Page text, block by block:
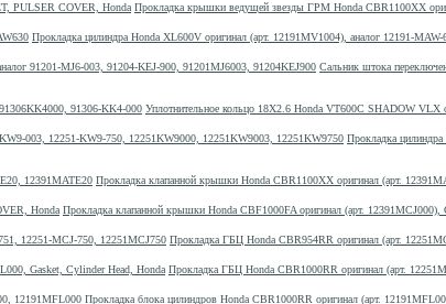
Прокладка крышки ведущей звезды ГРМ Honda CBR1100XX
Прокладка цилиндра Honda XL600V оригинал (арт. 12191MV1004), аналог 12191-
Сальник штока
Уплотнительное кольцо 18X2.6 Honda VT600C SHADOW
Прокладка
Прокладка клапанной крышки Honda CBR1100XX оригинал (арт.
Прокладка клапанной крышки Honda CBF1000FA оригинал (арт.
Прокладка ГБЦ Honda CBR954RR оригинал (арт.
Прокладка ГБЦ Honda CBR1000RR оригинал (арт.
Прокладка блока цилиндров Honda CBR1000RR оригинал (арт.